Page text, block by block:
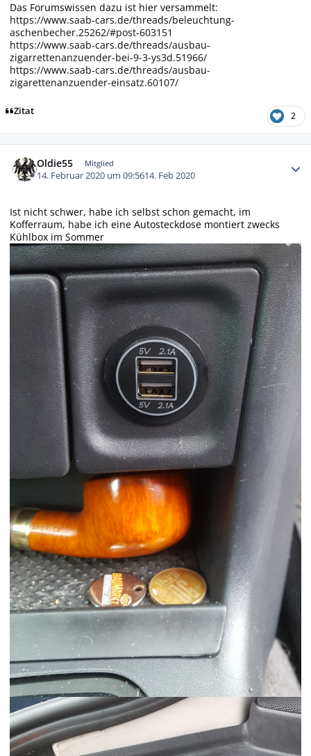
Das Forumswissen dazu ist hier versammelt:
https://www.saab-cars.de/threads/beleuchtung-
aschenbecher.25262/#post-603151
https://www.saab-cars.de/threads/ausbau-
zigarrettenanzuender-bei-9-3-ys3d.51966/
https://www.saab-cars.de/threads/ausbau-
zigarettenanzuender-einsatz.60107/
Zitat 2
Oldie55 Mitglied
14. Februar 2020 um 09:5614. Feb 2020
Ist nicht schwer, habe ich selbst schon gemacht, im
Kofferraum, habe ich eine Autosteckdose montiert zwecks
Kühlbox im Sommer